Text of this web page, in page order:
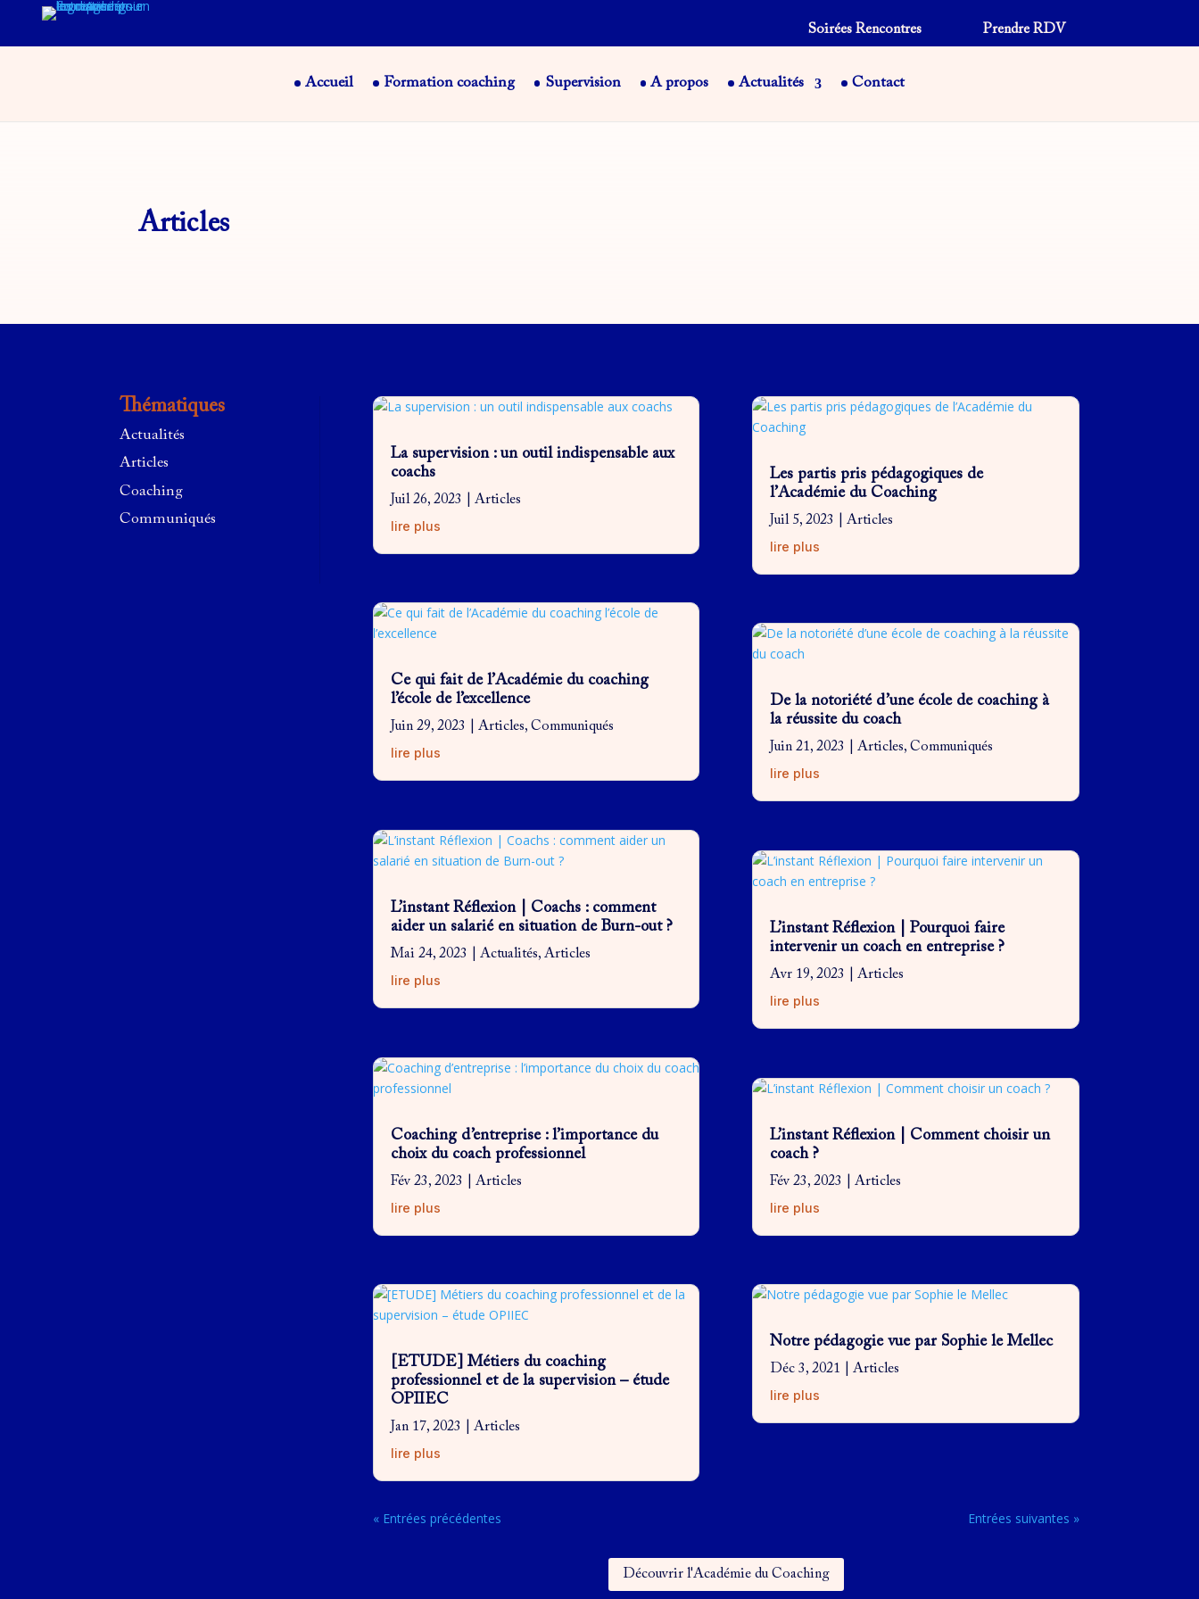
Soirées Rencontres Prendre RDV
Accueil Formation coaching Supervision A propos Actualités Contact
Articles
Thématiques
Actualités
Articles
Coaching
Communiqués
La supervision : un outil indispensable aux
coachs
Juil 26, 2023 Articles
lire plus
Ce qui fait de l’Académie du coaching
l’école de l’excellence
Juin 29, 2023 Articles, Communiqués
lire plus
L’instant Réflexion | Coachs : comment
aider un salarié en situation de Burn-out ?
Mai 24, 2023 Actualités, Articles
lire plus
Coaching d’entreprise : l’importance du
choix du coach professionnel
Fév 23, 2023 Articles
lire plus
[ETUDE] Métiers du coaching
professionnel et de la supervision – étude
OPIIEC
Jan 17, 2023 Articles
lire plus
Les partis pris pédagogiques de
l’Académie du Coaching
Juil 5, 2023 |Articles
lire plus
De la notoriété d’une école de coaching à
la réussite du coach
Juin 21, 2023 |Articles,Communiqués
lire plus
L’instant Réflexion | Pourquoi faire
intervenir un coach en entreprise ?
Avr 19, 2023 |Articles
lire plus
L’instant Réflexion | Comment choisir un
coach ?
Fév 23, 2023 |Articles
lire plus
Notre pédagogie vue par Sophie le Mellec
Déc 3, 2021 |Articles
lire plus
« Entrées précédentes Entrées suivantes »
Découvrir l'Académie du Coaching